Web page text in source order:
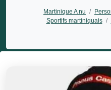
Martinique A nu /
Sportifs martiniquais /